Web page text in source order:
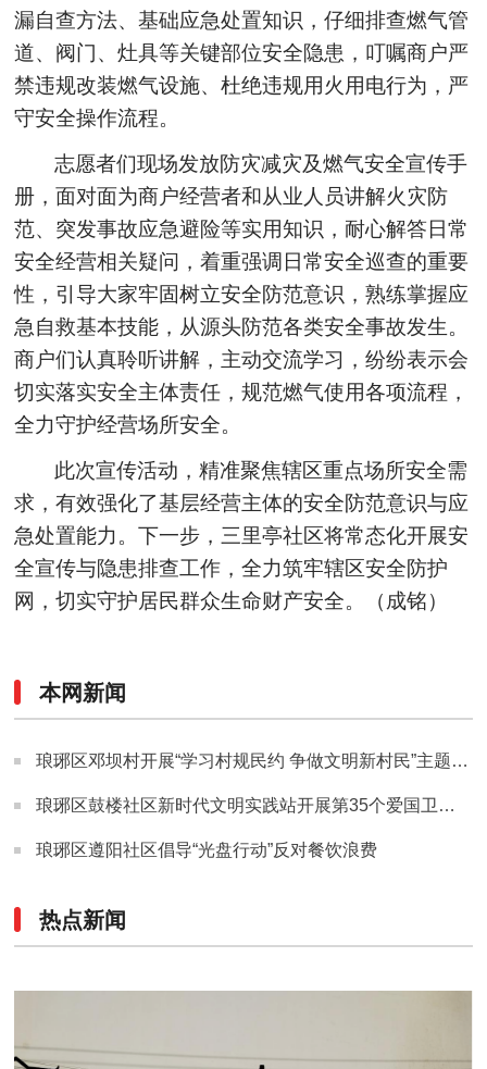
漏自查方法、基础应急处置知识，仔细排查燃气管
道、阀门、灶具等关键部位安全隐患，叮嘱商户严
禁违规改装燃气设施、杜绝违规用火用电行为，严
守安全操作流程。
志愿者们现场发放防灾减灾及燃气安全宣传手
册，面对面为商户经营者和从业人员讲解火灾防
范、突发事故应急避险等实用知识，耐心解答日常
安全经营相关疑问，着重强调日常安全巡查的重要
性，引导大家牢固树立安全防范意识，熟练掌握应
急自救基本技能，从源头防范各类安全事故发生。
商户们认真聆听讲解，主动交流学习，纷纷表示会
切实落实安全主体责任，规范燃气使用各项流程，
全力守护经营场所安全。
此次宣传活动，精准聚焦辖区重点场所安全需
求，有效强化了基层经营主体的安全防范意识与应
急处置能力。下一步，三里亭社区将常态化开展安
全宣传与隐患排查工作，全力筑牢辖区安全防护
网，切实守护居民群众生命财产安全。
（ 成铭）
本网新闻
琅琊区邓坝村开展“学习村规民约 争做文明新村民”主题宣传活动
琅琊区鼓楼社区新时代文明实践站开展第35个爱国卫生月主题系列活动
琅琊区遵阳社区倡导“光盘行动”反对餐饮浪费
热点新闻